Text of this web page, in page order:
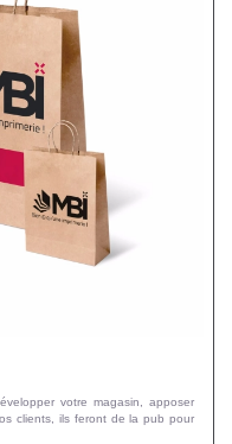
votre magasin, apposer
clients, ils feront de la pub pour